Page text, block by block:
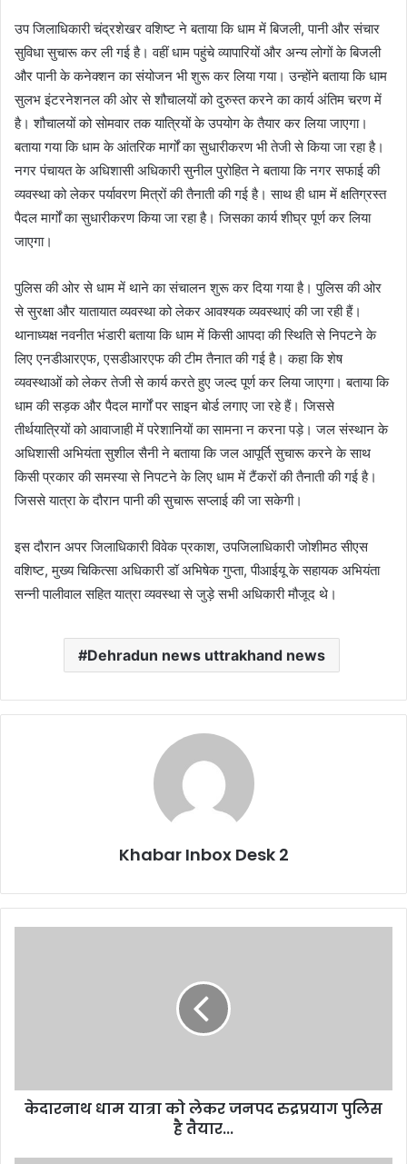
उप जिलाधिकारी चंद्रशेखर वशिष्ट ने बताया कि धाम में बिजली, पानी और संचार
सुविधा सुचारू कर ली गई है। वहीं धाम पहुंचे व्यापारियों और अन्य लोगों के बिजली
और पानी के कनेक्शन का संयोजन भी शुरू कर लिया गया। उन्होंने बताया कि धाम
सुलभ इंटरनेशनल की ओर से शौचालयों को दुरुस्त करने का कार्य अंतिम चरण में
है। शौचालयों को सोमवार तक यात्रियों के उपयोग के तैयार कर लिया जाएगा।
बताया गया कि धाम के आंतरिक मार्गों का सुधारीकरण भी तेजी से किया जा रहा है।
नगर पंचायत के अधिशासी अधिकारी सुनील पुरोहित ने बताया कि नगर सफाई की
व्यवस्था को लेकर पर्यावरण मित्रों की तैनाती की गई है। साथ ही धाम में क्षतिग्रस्त
पैदल मार्गों का सुधारीकरण किया जा रहा है। जिसका कार्य शीघ्र पूर्ण कर लिया
जाएगा।
पुलिस की ओर से धाम में थाने का संचालन शुरू कर दिया गया है। पुलिस की ओर
से सुरक्षा और यातायात व्यवस्था को लेकर आवश्यक व्यवस्थाएं की जा रही हैं।
थानाध्यक्ष नवनीत भंडारी बताया कि धाम में किसी आपदा की स्थिति से निपटने के
लिए एनडीआरएफ, एसडीआरएफ की टीम तैनात की गई है। कहा कि शेष
व्यवस्थाओं को लेकर तेजी से कार्य करते हुए जल्द पूर्ण कर लिया जाएगा। बताया कि
धाम की सड़क और पैदल मार्गों पर साइन बोर्ड लगाए जा रहे हैं। जिससे
तीर्थयात्रियों को आवाजाही में परेशानियों का सामना न करना पड़े। जल संस्थान के
अधिशासी अभियंता सुशील सैनी ने बताया कि जल आपूर्ति सुचारू करने के साथ
किसी प्रकार की समस्या से निपटने के लिए धाम में टैंकरों की तैनाती की गई है।
जिससे यात्रा के दौरान पानी की सुचारू सप्लाई की जा सकेगी।
इस दौरान अपर जिलाधिकारी विवेक प्रकाश, उपजिलाधिकारी जोशीमठ सीएस
वशिष्ट, मुख्य चिकित्सा अधिकारी डॉ अभिषेक गुप्ता, पीआईयू के सहायक अभियंता
सन्नी पालीवाल सहित यात्रा व्यवस्था से जुड़े सभी अधिकारी मौजूद थे।
Dehradun news uttrakhand news
Khabar Inbox Desk 2
है
तैयार...
केदारनाथ धाम यात्रा को लेकर जनपद रुद्रप्रयाग पुलिस
है तैयार...